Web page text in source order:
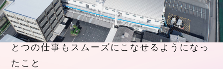
2024.02.06 入社してから成長できたところ
ひと通り自分で出来るようになり、ひとつひ
とつの仕事もスムーズにこなせるようになっ
たこと